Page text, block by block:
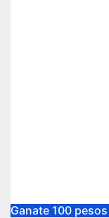
Ganate 100 pesos